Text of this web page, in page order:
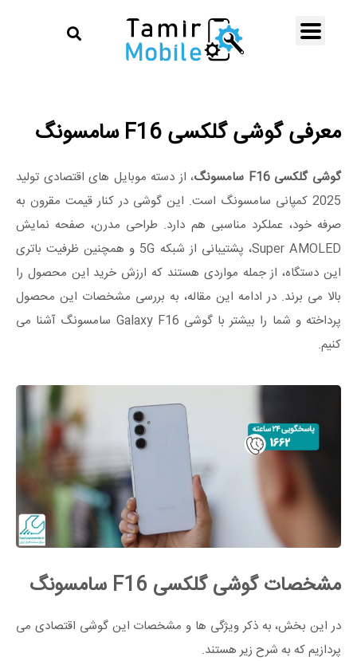
معرفی گوشی گلکسی F16 سامسونگ
گوشی گلکسی F16 سامسونگ
، از دسته موبایل های اقتصادی تولید
2025 کمپانی سامسونگ است. این گوشی در کنار قیمت مقرون به
صرفه خود، عملکرد مناسبی هم دارد. طراحی مدرن، صفحه‌ نمایش
Super AMOLED، پشتیبانی از شبکه 5G و همچنین ظرفیت باتری
این دستگاه، از جمله مواردی هستند که ارزش خرید این محصول را
بالا می برند. در ادامه این مقاله، به بررسی مشخصات این محصول
پرداخته و شما را بیشتر با گوشی Galaxy F16 سامسونگ آشنا می
کنیم.
مشخصات گوشی گلکسی F16 سامسونگ
در این بخش، به ذکر ویژگی ها و مشخصات این گوشی اقتصادی می
پردازیم که به شرح زیر هستند.